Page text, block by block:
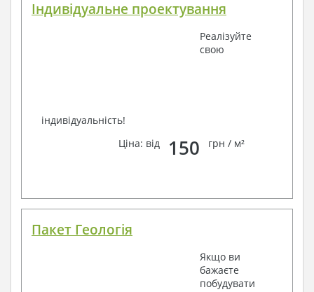
Індивідуальне проектування
Реалізуйте
свою
індивідуальність!
Ціна: від
150 грн / м²
Пакет Геологія
Якщо ви
бажаєте
побудувати